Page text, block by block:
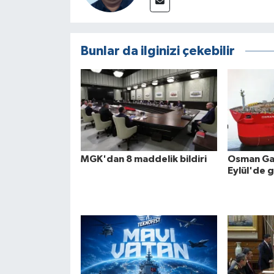
Bunlar da ilginizi çekebilir
MGK'dan 8 maddelik bildiri
Osman
Eylül'de